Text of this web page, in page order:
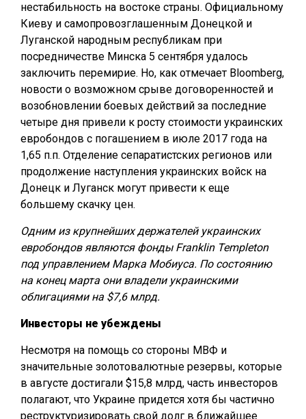
нестабильность на востоке страны. Официальному
Киеву и самопровозглашенным Донецкой и
Луганской народным республикам при
посредничестве Минска 5 сентября удалось
заключить перемирие. Но, как отмечает Bloomberg,
новости о возможном срыве договоренностей и
возобновлении боевых действий за последние
четыре дня привели к росту стоимости украинских
евробондов с погашением в июле 2017 года на
1,65 п.п. Отделение сепаратистских регионов или
продолжение наступления украинских войск на
Донецк и Луганск могут привести к еще
большему скачку цен.
Одним из крупнейших держателей украинских
евробондов являются фонды Franklin Templeton
под управлением Марка Мобиуса. По состоянию
на конец марта они владели украинскими
облигациями на $7,6 млрд.
Инвесторы не убеждены
Несмотря на помощь со стороны МВФ и
значительные золотовалютные резервы, которые
в августе достигали $15,8 млрд, часть инвесторов
полагают, что Украине придется хотя бы частично
реструктуризировать свой долг в ближайшее